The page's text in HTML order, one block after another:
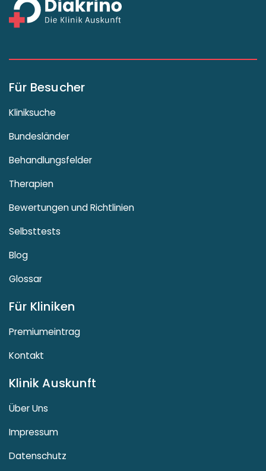
Für Besucher
Kliniksuche
Bundesländer
Behandlungsfelder
Therapien
Bewertungen und Richtlinien
Selbsttests
Blog
Glossar
Für Kliniken
Premiumeintrag
Kontakt
Klinik Auskunft
Über Uns
Impressum
Datenschutz